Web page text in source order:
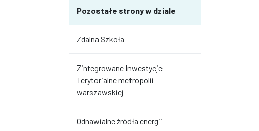
Pozostałe strony w dziale
Zdalna Szkoła
Zintegrowane Inwestycje
Terytorialne metropolii
warszawskiej
Odnawialne źródła energii